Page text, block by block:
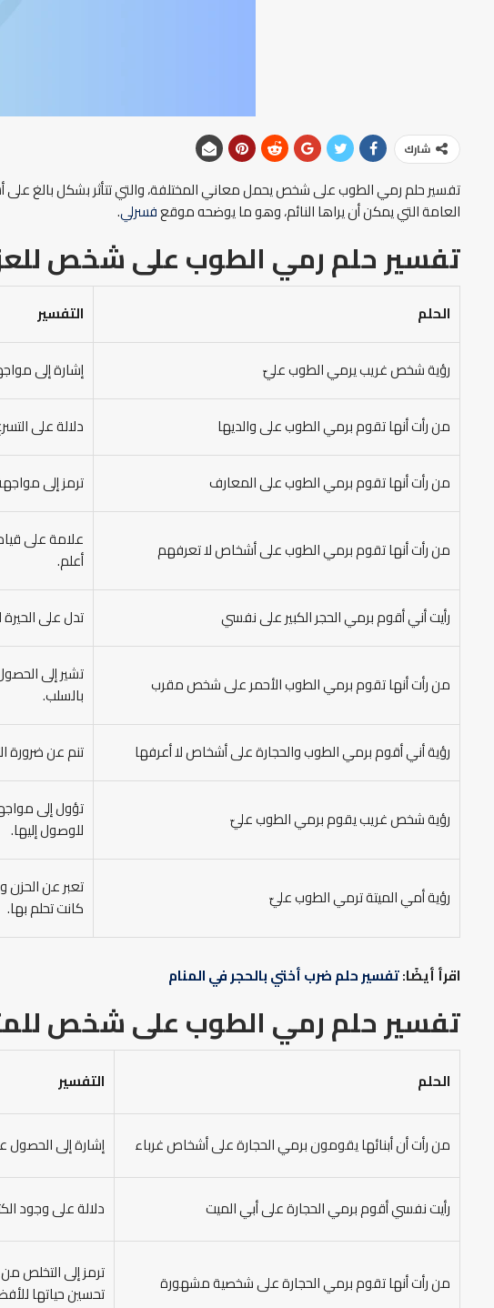
شارك
تفسير حلم رمي الطوب على شخص يحمل معاني المختلفة، والتي تتأثر بشكل بالغ على
العامة التي يمكن أن يراها النائم، وهو ما يوضحه موقعفسرلي.
تفسير حلم رمي الطوب على شخص
الحلم التفسير
رؤية شخص غريب يرمي الطوب عليّ إشارة إلى
من رأت أنها تقوم برمي الطوب على والديها دلالة على
من رأت أنها تقوم برمي الطوب على المعارف ترمز إلى
من رأت أنها تقوم برمي الطوب على أشخاص لا تعرفهم
علامة على قيام
أعلم.
رأيت أني أقوم برمي الحجر الكبير على نفسي تدل على
من رأت أنها تقوم برمي الطوب الأحمر على شخص مقرب
تشير إلى
بالسلب.
رؤية أني أقوم برمي الطوب والحجارة على أشخاص لا أعرفها تنم عن ضرورة
رؤية شخص غريب يقوم برمي الطوب عليّ
تؤول إلى
للوصول إليها.
رؤية أمي الميتة ترمي الطوب عليّ
تعبر عن الحزن
كانت تحلم بها.
اقرأ أيضًا:تفسير حلم ضرب أختي بالحجر في المنام
تفسير حلم رمي الطوب على شخص
الحلم التفسير
من رأت أن أبنائها يقومون برمي الحجارة على أشخاص غرباء إشارة إلى الحصول
رأيت نفسي أقوم برمي الحجارة على أبي الميت دلالة على وجود
من رأت أنها تقوم برمي الحجارة على شخصية مشهورة
ترمز إلى التخلص
تحسين حياتها